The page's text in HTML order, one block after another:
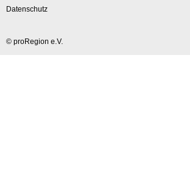
Datenschutz
© proRegion e.V.